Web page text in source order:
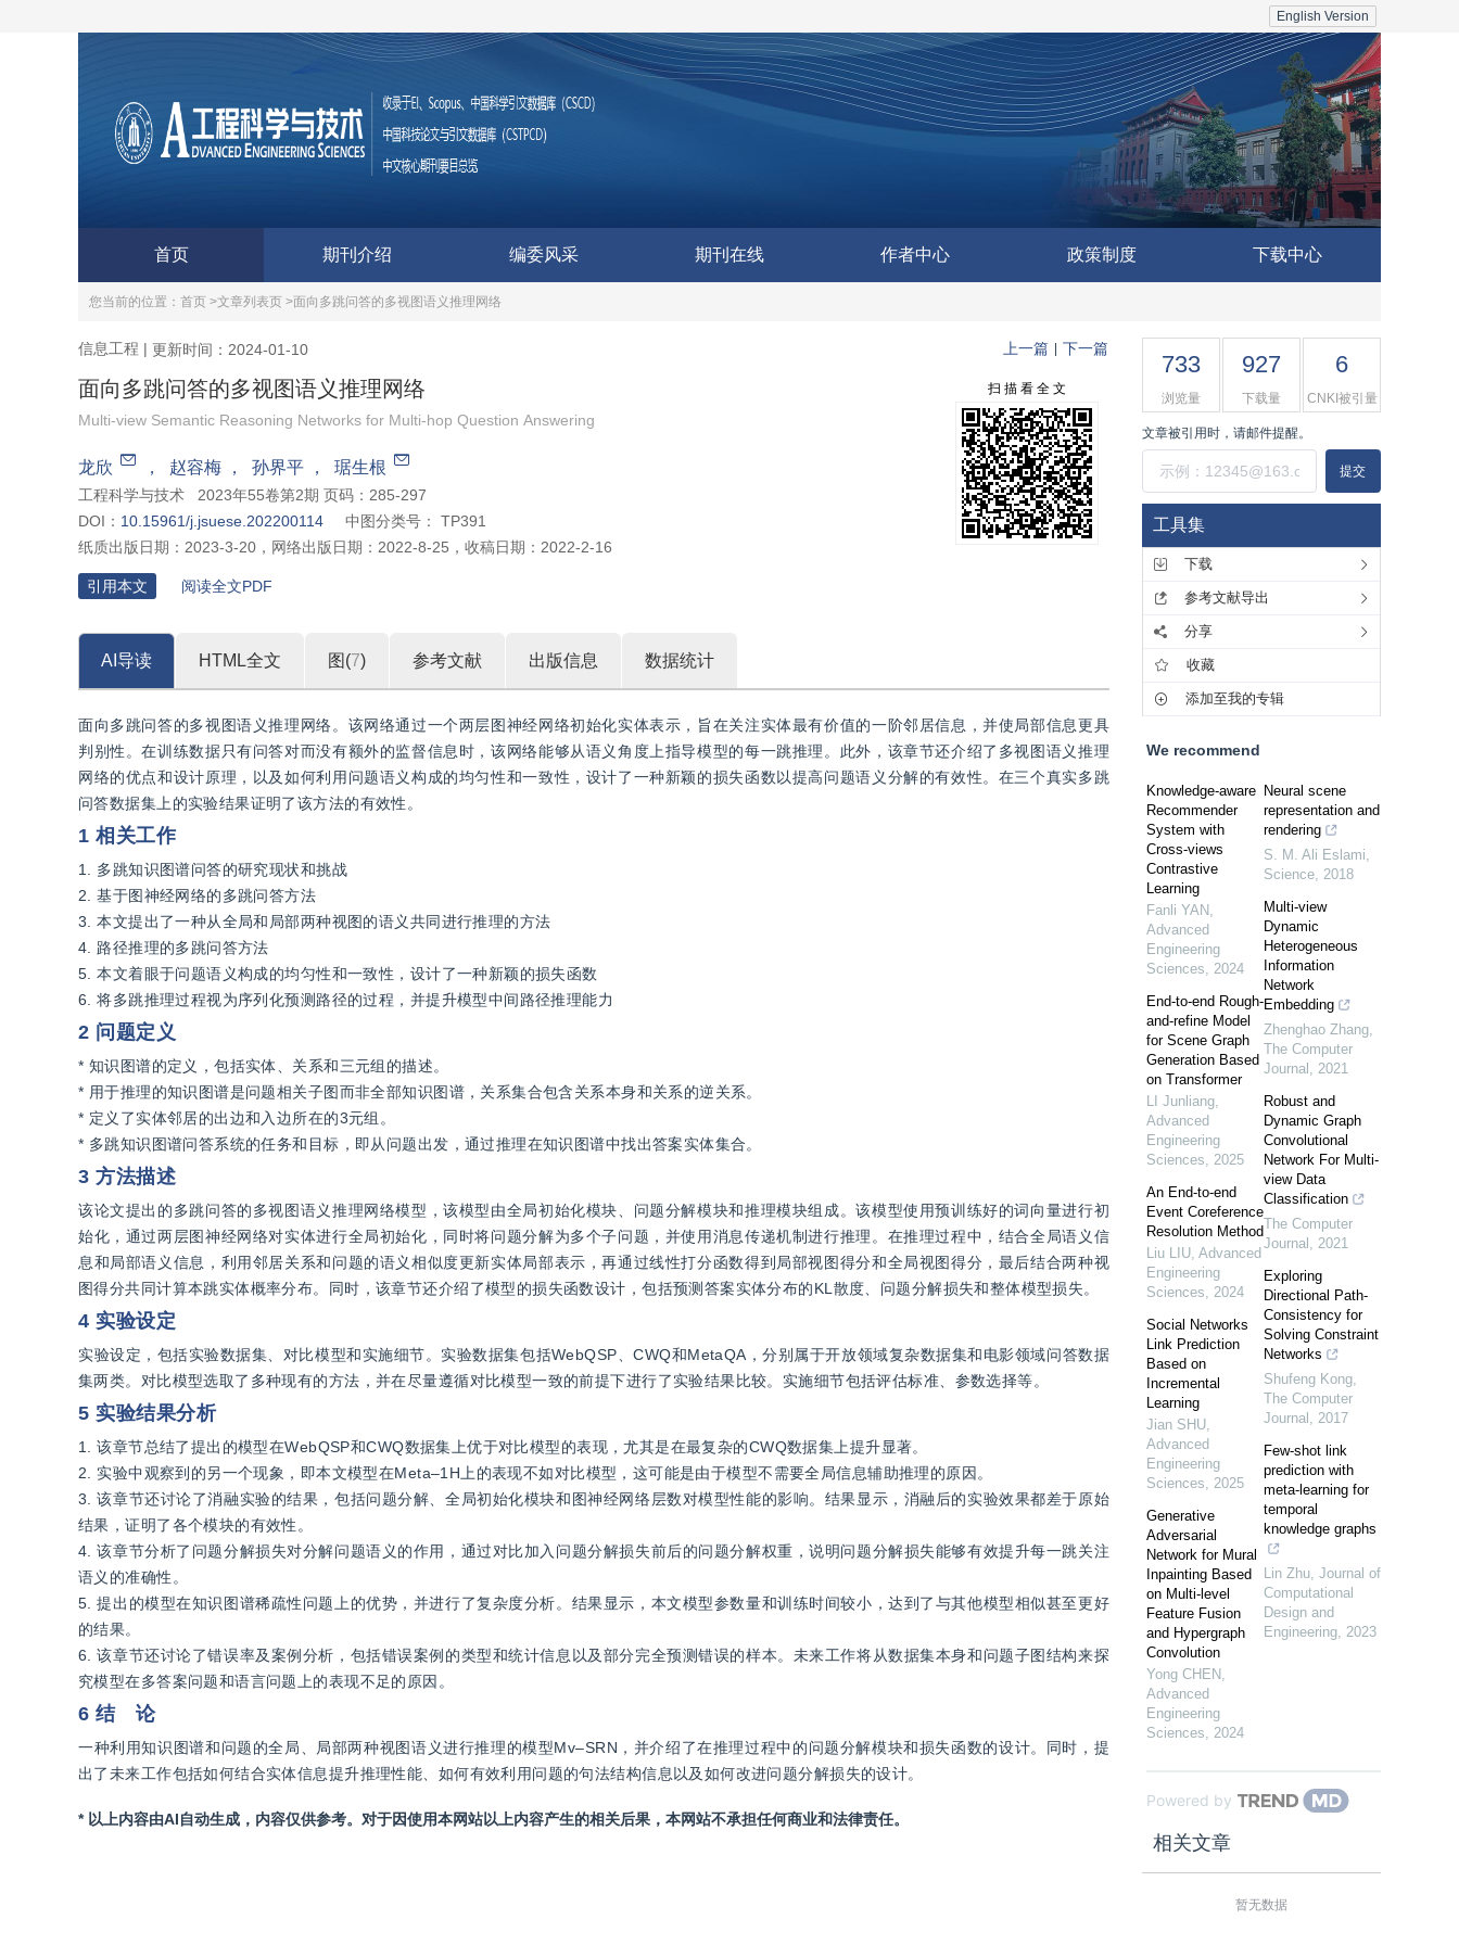
English Version
首页 期刊介绍 编委风采 期刊在线 作者中心 政策制度 下载中心
您当前的位置： 首页 >文章列表页 >面向多跳问答的多视图语义推理网络
信息工程 | 更新时间：2024-01-10 上一篇 下一篇
面向多跳问答的多视图语义推理网络
Multi-view Semantic Reasoning Networks for Multi-hop Question Answering
龙欣 ， 赵容梅 ， 孙界平 ， 琚生根
工程科学与技术
2023年55卷第2期 页码：285-297
DOI： 10.15961/j.jsuese.202200114 中图分类号：
TP391
纸质出版日期： 2023-3-20 ， 网络出版日期： 2022-8-25 ， 收稿日期： 2022-2-16
扫 描 看 全 文
引用本文 阅读全文PDF
AI导读 HTML全文 图(7) 参考文献 出版信息 数据统计
面向多跳问答的多视图语义推理网络。该网络通过一个两层图神经网络初始化实体表示，旨在关注实体最有价值的一阶邻居信息，并使局部信息更具
判别性。在训练数据只有问答对而没有额外的监督信息时，该网络能够从语义角度上指导模型的每一跳推理。此外，该章节还介绍了多视图语义推理
网络的优点和设计原理，以及如何利用问题语义构成的均匀性和一致性，设计了一种新颖的损失函数以提高问题语义分解的有效性。在三个真实多跳
问答数据集上的实验结果证明了该方法的有效性。
1 相关工作
1. 多跳知识图谱问答的研究现状和挑战
2. 基于图神经网络的多跳问答方法
3. 本文提出了一种从全局和局部两种视图的语义共同进行推理的方法
4. 路径推理的多跳问答方法
5. 本文着眼于问题语义构成的均匀性和一致性，设计了一种新颖的损失函数
6. 将多跳推理过程视为序列化预测路径的过程，并提升模型中间路径推理能力
2 问题定义
* 知识图谱的定义，包括实体、关系和三元组的描述。
* 用于推理的知识图谱是问题相关子图而非全部知识图谱，关系集合包含关系本身和关系的逆关系。
* 定义了实体邻居的出边和入边所在的3元组。
* 多跳知识图谱问答系统的任务和目标，即从问题出发，通过推理在知识图谱中找出答案实体集合。
3 方法描述
该论文提出的多跳问答的多视图语义推理网络模型，该模型由全局初始化模块、问题分解模块和推理模块组成。该模型使用预训练好的词向量进行初
始化，通过两层图神经网络对实体进行全局初始化，同时将问题分解为多个子问题，并使用消息传递机制进行推理。在推理过程中，结合全局语义信
息和局部语义信息，利用邻居关系和问题的语义相似度更新实体局部表示，再通过线性打分函数得到局部视图得分和全局视图得分，最后结合两种视
图得分共同计算本跳实体概率分布。同时，该章节还介绍了模型的损失函数设计，包括预测答案实体分布的KL散度、问题分解损失和整体模型损失。
4 实验设定
实验设定，包括实验数据集、对比模型和实施细节。实验数据集包括WebQSP、CWQ和MetaQA，分别属于开放领域复杂数据集和电影领域问答数据
集两类。对比模型选取了多种现有的方法，并在尽量遵循对比模型一致的前提下进行了实验结果比较。实施细节包括评估标准、参数选择等。
5 实验结果分析
3. 该章节还讨论了消融实验的结果，包括问题分解、全局初始化模块和图神经网络层数对模型性能的影响。结果显示，消融后的实验效果都差于原始
4. 该章节分析了问题分解损失对分解问题语义的作用，通过对比加入问题分解损失前后的问题分解权重，说明问题分解损失能够有效提升每一跳关注
5. 提出的模型在知识图谱稀疏性问题上的优势，并进行了复杂度分析。结果显示，本文模型参数量和训练时间较小，达到了与其他模型相似甚至更好
6. 该章节还讨论了错误率及案例分析，包括错误案例的类型和统计信息以及部分完全预测错误的样本。未来工作将从数据集本身和问题子图结构来探
究模型在多答案问题和语言问题上的表现不足的原因。
6 结 论
一种利用知识图谱和问题的全局、局部两种视图语义进行推理的模型Mv–SRN，并介绍了在推理过程中的问题分解模块和损失函数的设计。同时，提
出了未来工作包括如何结合实体信息提升推理性能、如何有效利用问题的句法结构信息以及如何改进问题分解损失的设计。
* 以上内容由AI自动生成，内容仅供参考。对于因使用本网站以上内容产生的相关后果，本网站不承担任何商业和法律责任。
733
浏览量
927
下载量
6
CNKI被引量
文章被引用时，请邮件提醒。
提交
工具集
下载
参考文献导出
分享
收藏
添加至我的专辑
We recommend
Knowledge-aware
Recommender
System with
Cross-views
Contrastive
Learning
Fanli YAN ,
Advanced
Engineering
Sciences, 2024
End-to-end Rough-
and-refine Model
for Scene Graph
Generation Based
on Transformer
LI Junliang,
Advanced
Engineering
Sciences, 2025
An End-to-end
Event Coreference
Resolution Method
Liu LIU, Advanced
Engineering
Sciences, 2024
Social Networks
Link Prediction
Based on
Incremental
Learning
Jian SHU,
Advanced
Engineering
Sciences, 2025
Generative
Adversarial
Network for Mural
Inpainting Based
on Multi-level
Feature Fusion
and Hypergraph
Convolution
Yong CHEN ,
Advanced
Engineering
Sciences, 2024
Neural scene
representation and
rendering
S. M. Ali Eslami,
Science, 2018
Multi-view
Dynamic
Heterogeneous
Information
Network
Embedding
Zhenghao Zhang,
The Computer
Journal , 2021
Robust and
Dynamic Graph
Convolutional
Network For Multi-
view Data
Classification
The Computer
Journal , 2021
Exploring
Directional Path-
Consistency for
Solving Constraint
Networks
Shufeng Kong,
The Computer
Journal , 2017
Few-shot link
prediction with
meta-learning for
temporal
knowledge graphs
Lin Zhu, Journal of
Computational
Design and
Engineering, 2023
Powered by
相关文章
暂无数据